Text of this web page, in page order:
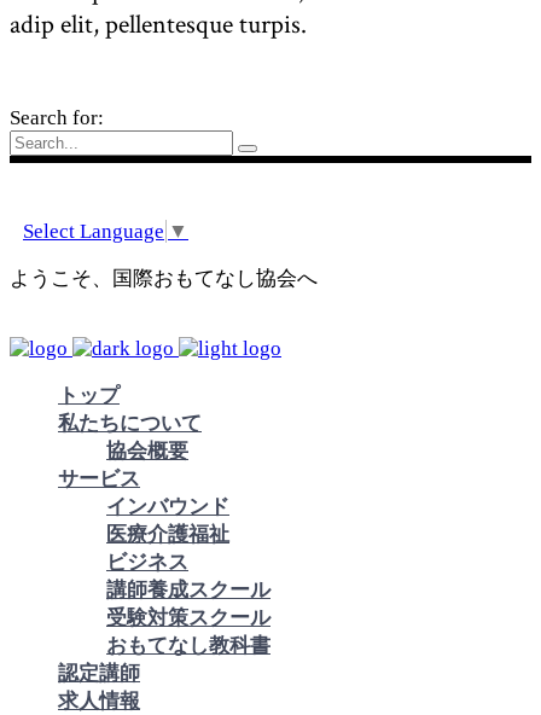
adip elit, pellentesque turpis.
Search for:
Select Language ▼
ようこそ、国際おもてなし協会へ
トップ
私たちについて
協会概要
サービス
インバウンド
医療介護福祉
ビジネス
講師養成スクール
受験対策スクール
おもてなし教科書
認定講師
求人情報